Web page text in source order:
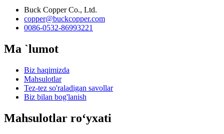
Buck Copper Co., Ltd.
copper@buckcopper.com
0086-0532-86993221
Ma `lumot
Biz haqimizda
Mahsulotlar
Tez-tez so'raladigan savollar
Biz bilan bog'lanish
Mahsulotlar roʻyxati